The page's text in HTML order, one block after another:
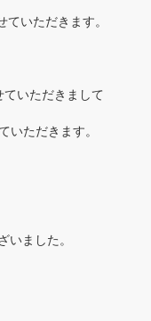
いただきます。
いただきまして
いただきます。
いました。